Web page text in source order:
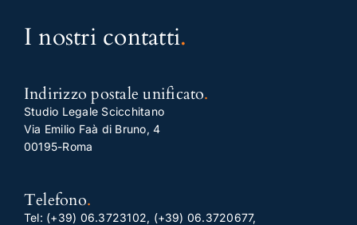
I nostri contatti.
Indirizzo postale unificato.
Studio Legale Scicchitano
Via Emilio Faà di Bruno, 4
00195-Roma
Telefono.
Tel: (+39) 06.3723102, (+39) 06.3720677,